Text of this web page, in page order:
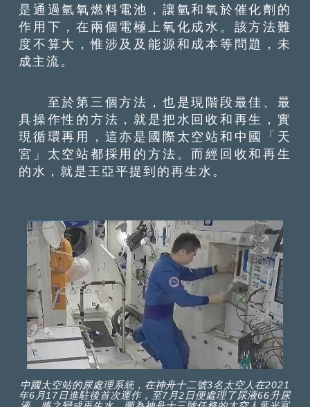
是通過氫氧燃料電池，讓氫和氧於催化劑的
作用下，在兩個電極上氧化成水。該方法難
度不算大，惟涉及及能源和成本等問題，未
成主流。
至於第三個方法，也是現階段最佳、最
具操作性的方法，就是把水回收和再生，實
現循環再用，這亦是國際太空站和中國「天
宮」太空站都採用的方法。而經回收和再生
的水，就是王亞平提到的再生水。
中國太空站的尿處理系統，在神舟十二號3名太空人在2021
年6月17日進駐後首次運作，至7月2日便處理了尿液66升尿